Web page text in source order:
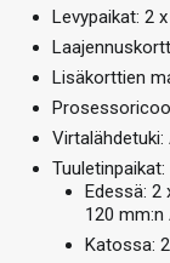
Levypaikat: 2 x
Lisäkorttien
Tuuletinpaikat:
Edessä:
120 mm:n
Katossa: